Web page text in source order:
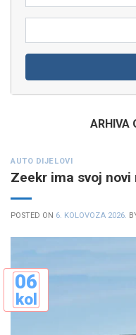
ARHIVA
AUTO DIJELOVI
Zeekr ima svoj
POSTED ON 6. KOLOVOZA 2026.
06
kol